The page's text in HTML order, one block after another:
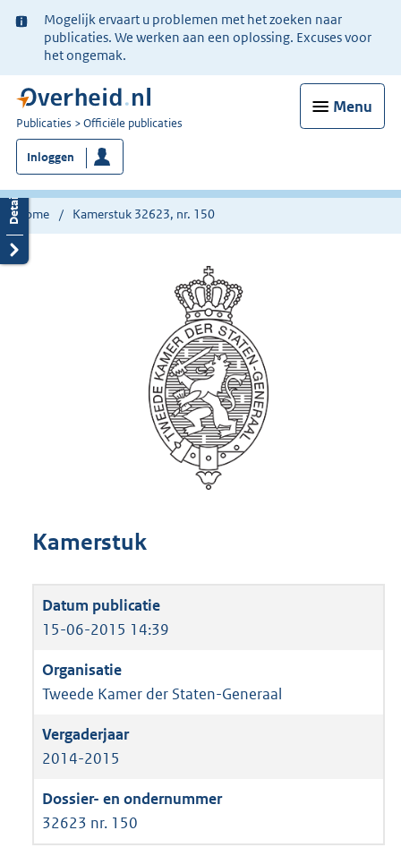
Ter
informatie:
Mogelijk ervaart u problemen met het zoeken naar
publicaties. We werken aan een oplossing. Excuses voor
het ongemak.
Menu
U
bent
nu
hier:
Publicaties Officiële publicaties
Inloggen
Home Kamerstuk 32623, nr. 150
Kamerstuk
15-06-2015 14:39
Tweede Kamer der Staten-Generaal
2014-2015
32623 nr. 150